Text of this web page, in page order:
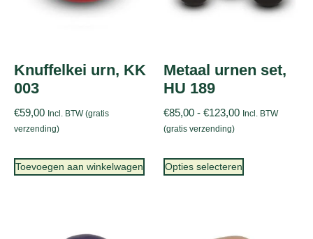
Knuffelkei urn, KK
003
€59,00 Incl. BTW (gratis
verzending)
Toevoegen aan winkelwagen
Metaal urnen set,
HU 189
€85,00 - €123,00 Incl. BTW
(gratis verzending)
Opties selecteren